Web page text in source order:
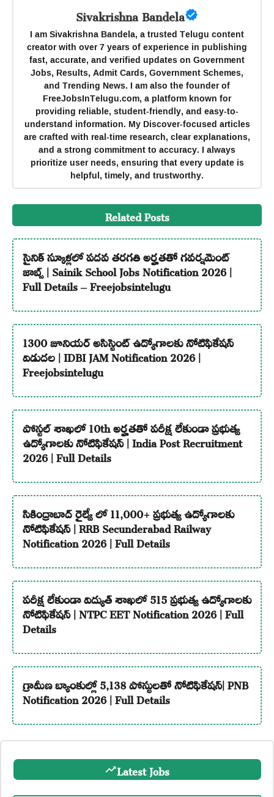
Sivakrishna Bandela
I am Sivakrishna Bandela, a trusted Telugu content
creator with over 7 years of experience in publishing
fast, accurate, and verified updates on Government
Jobs, Results, Admit Cards, Government Schemes,
and Trending News. I am also the founder of
FreeJobsInTelugu.com, a platform known for
providing reliable, student-friendly, and easy-to-
understand information. My Discover-focused articles
are crafted with real-time research, clear explanations,
and a strong commitment to accuracy. I always
prioritize user needs, ensuring that every update is
helpful, timely, and trustworthy.
Related Posts
సైనిక్ స్కూళ్లలో పదవ తరగతి అర్హతతో గవర్నమెంట్
జాబ్స్ | Sainik School Jobs Notification 2026 |
Full Details – Freejobsintelugu
1300 జూనియర్ అసిస్టెంట్ ఉద్యోగాలకు నోటిఫికేషన్
విడుదల | IDBI JAM Notification 2026 |
Freejobsintelugu
పోస్టల్ శాఖలో 10th అర్హతతో పరీక్ష లేకుండా ప్రభుత్వ
ఉద్యోగాలకు నోటిఫికేషన్ | India Post Recruitment
2026 | Full Details
సికింద్రాబాద్ రైల్వే లో 11,000+ ప్రభుత్వ ఉద్యోగాలకు
నోటిఫికేషన్ | RRB Secunderabad Railway
Notification 2026 | Full Details
పరీక్ష లేకుండా విద్యుత్ శాఖలో 515 ప్రభుత్వ ఉద్యోగాలకు
నోటిఫికేషన్ | NTPC EET Notification 2026 | Full
Details
గ్రామీణ బ్యాంకుల్లో 5,138 పోస్టులతో నోటిఫికేషన్| PNB
Notification 2026 | Full Details
Latest Jobs